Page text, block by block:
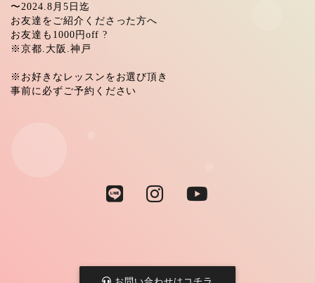
〜2024.8月5日迄
お友達をご紹介くださった方へ
お友達も1000円off ?
※京都.大阪.神戸
※お好きなレッスンをお選び頂き
事前に必ずご予約ください